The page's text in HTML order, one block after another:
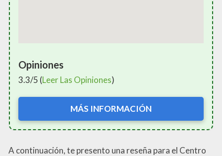
Opiniones
3.3/5 (Leer Las Opiniones)
MÁS INFORMACIÓN
A continuación, te presento una reseña para el Centro